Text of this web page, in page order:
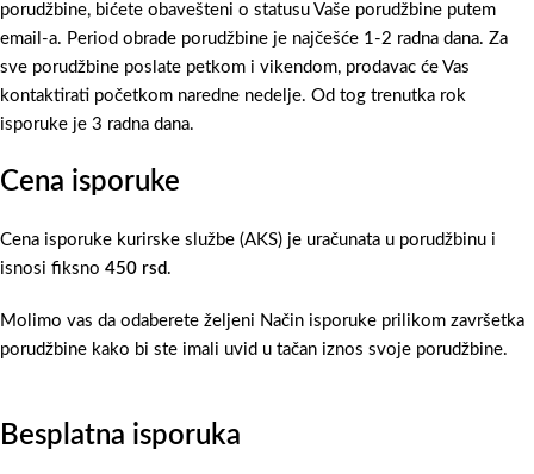
porudžbine, bićete obavešteni o statusu Vaše porudžbine putem
email-a. Period obrade porudžbine je najčešće 1-2 radna dana. Za
sve porudžbine poslate petkom i vikendom, prodavac će Vas
kontaktirati početkom naredne nedelje. Od tog trenutka rok
isporuke je 3 radna dana.
Cena isporuke
Cena isporuke kurirske službe (AKS) je uračunata u porudžbinu i
isnosi fiksno 450 rsd.
Molimo vas da odaberete željeni Način isporuke prilikom završetka
porudžbine kako bi ste imali uvid u tačan iznos svoje porudžbine.
Besplatna isporuka